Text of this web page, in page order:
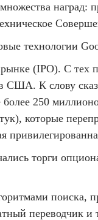
технологии
(IPO). С
К слову
250
которые
торги
поиска,
переводчик